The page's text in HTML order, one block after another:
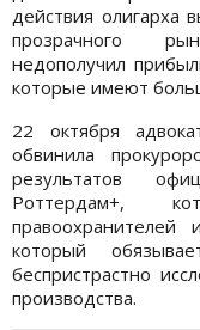
действия олигарха
прозрачного
недополучил
которые имеют
22 октября
обвинила
результатов
Роттердам+,
который
беспристрастно
производства.